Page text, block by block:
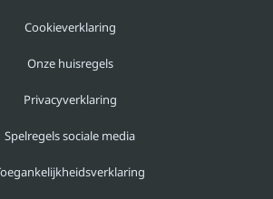
Cookieverklaring
Onze huisregels
Privacyverklaring
Spelregels sociale media